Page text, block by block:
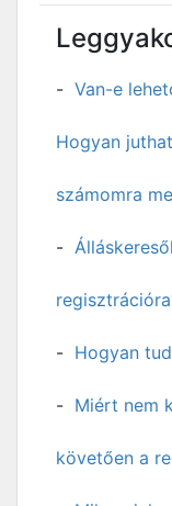
Van-e
Hogyan
számomra
Hogyan
Miért nem
követően a